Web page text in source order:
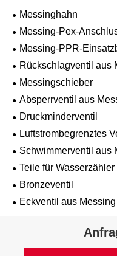
Messinghahn
Messing-Pex-
Messing-PPR-
Rückschlagventil aus
Messingschieber
Absperrventil aus
Druckminderventil
Luftstrombegrenztes
Schwimmerventil aus
Teile für Wasserzähler
Bronzeventil
Eckventil aus Messing